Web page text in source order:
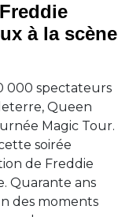
à la scène
000 spectateurs
Queen
Magic Tour.
soirée
de Freddie
Quarante ans
des moments